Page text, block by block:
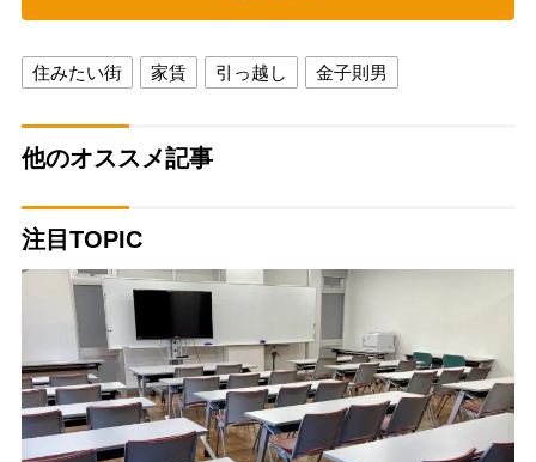
住みたい街 家賃 引っ越し 金子則男
他のオススメ記事
注目TOPIC